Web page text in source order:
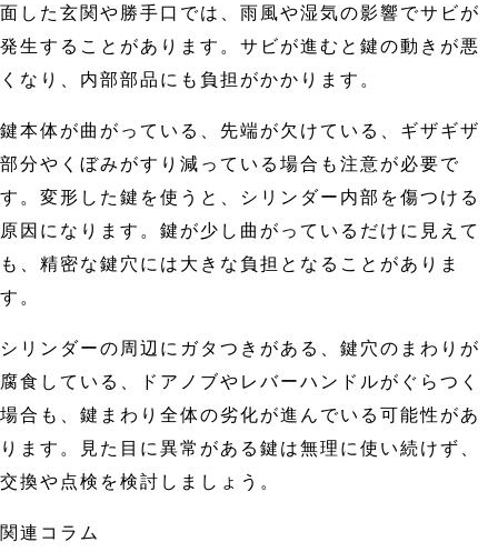
面した玄関や勝手口では、雨風や湿気の影響でサビが
発生することがあります。サビが進むと鍵の動きが悪
くなり、内部部品にも負担がかかります。
鍵本体が曲がっている、先端が欠けている、ギザギザ
部分やくぼみがすり減っている場合も注意が必要で
す。変形した鍵を使うと、シリンダー内部を傷つける
原因になります。鍵が少し曲がっているだけに見えて
も、精密な鍵穴には大きな負担となることがありま
す。
シリンダーの周辺にガタつきがある、鍵穴のまわりが
腐食している、ドアノブやレバーハンドルがぐらつく
場合も、鍵まわり全体の劣化が進んでいる可能性があ
ります。見た目に異常がある鍵は無理に使い続けず、
交換や点検を検討しましょう。
関連コラム